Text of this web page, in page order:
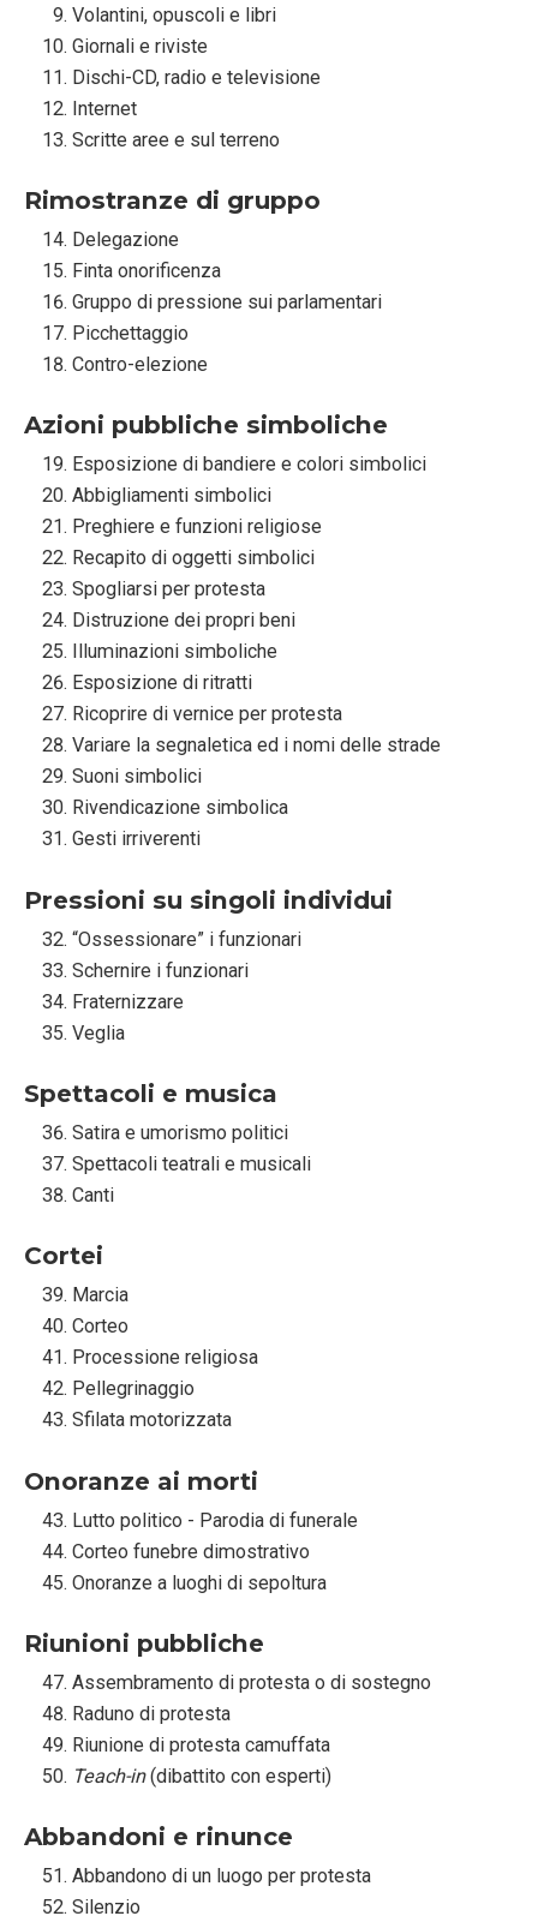
Volantini, opuscoli e libri
Giornali e riviste
Dischi-CD, radio e televisione
Internet
Scritte aree e sul terreno
Rimostranze di gruppo
Delegazione
Finta onorificenza
Gruppo di pressione sui parlamentari
Picchettaggio
Contro-elezione
Azioni pubbliche simboliche
Esposizione di bandiere e colori simbolici
Abbigliamenti simbolici
Preghiere e funzioni religiose
Recapito di oggetti simbolici
Spogliarsi per protesta
Distruzione dei propri beni
Illuminazioni simboliche
Esposizione di ritratti
Ricoprire di vernice per protesta
Variare la segnaletica ed i nomi delle strade
Suoni simbolici
Rivendicazione simbolica
Gesti irriverenti
Pressioni su singoli individui
“Ossessionare” i funzionari
Schernire i funzionari
Fraternizzare
Veglia
Spettacoli e musica
Satira e umorismo politici
Spettacoli teatrali e musicali
Canti
Cortei
Marcia
Corteo
Processione religiosa
Pellegrinaggio
Sfilata motorizzata
Onoranze ai morti
Lutto politico - Parodia di funerale
Corteo funebre dimostrativo
Onoranze a luoghi di sepoltura
Riunioni pubbliche
Assembramento di protesta o di sostegno
Raduno di protesta
Riunione di protesta camuffata
Teach-in(dibattito con esperti)
Abbandoni e rinunce
Abbandono di un luogo per protesta
Silenzio